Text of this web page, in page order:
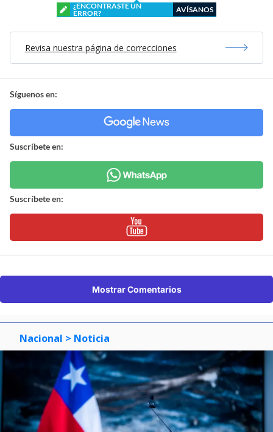
¿ENCONTRASTE UN
ERROR?
AVÍSANOS
Revisa nuestra página de correcciones
Síguenos en:
Suscríbete en:
Suscríbete en:
Mostrar Comentarios
Nacional > Noticia